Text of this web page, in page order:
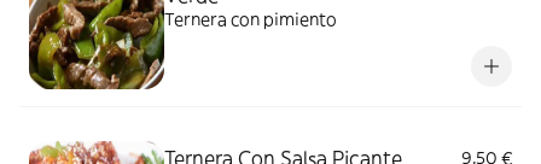
Ternera con pimiento
Ternera Con Salsa Picante
9,50 €